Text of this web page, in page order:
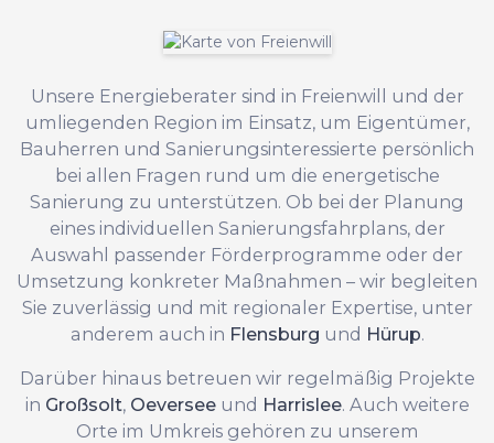
Unsere Energieberater sind in Freienwill und der
umliegenden Region im Einsatz, um Eigentümer,
Bauherren und Sanierungsinteressierte persönlich
bei allen Fragen rund um die energetische
Sanierung zu unterstützen. Ob bei der Planung
eines individuellen Sanierungsfahrplans, der
Auswahl passender Förderprogramme oder der
Umsetzung konkreter Maßnahmen – wir begleiten
Sie zuverlässig und mit regionaler Expertise, unter
anderem auch in Flensburg und Hürup.
Darüber hinaus betreuen wir regelmäßig Projekte
in Großsolt, Oeverseeund Harrislee. Auch weitere
Orte im Umkreis gehören zu unserem